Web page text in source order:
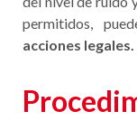
permitidos,
acciones legales.